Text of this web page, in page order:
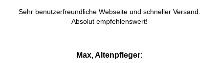
Sehr benutzerfreundliche Webseite und schneller Versand.
Absolut empfehlenswert!
Max, Altenpfleger: